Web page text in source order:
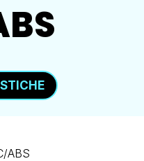
ABS